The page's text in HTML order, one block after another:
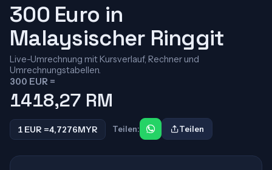
300 Euro in
Malaysischer Ringgit
Live-Umrechnung mit Kursverlauf, Rechner und
Umrechnungstabellen.
300 EUR =
1418,27 RM
1 EUR =4,7276MYR Teilen: Teilen